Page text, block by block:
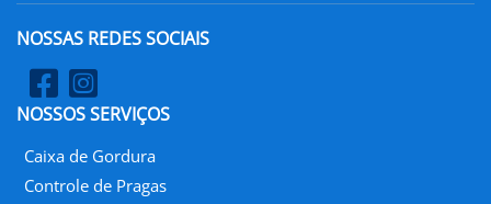
NOSSAS REDES SOCIAIS
NOSSOS SERVIÇOS
Caixa de Gordura
Controle de Pragas